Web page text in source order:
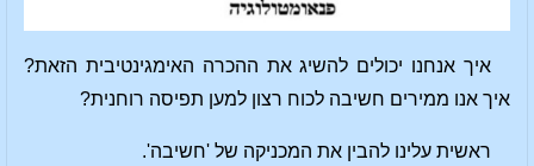
איך אנחנו יכולים להשיג את ההכרה האימגינטיבית הזאת?
איך אנו ממירים חשיבה לכוח רצון למען תפיסה רוחנית?
ראשית עלינו להבין את המכניקה של 'חשיבה'.